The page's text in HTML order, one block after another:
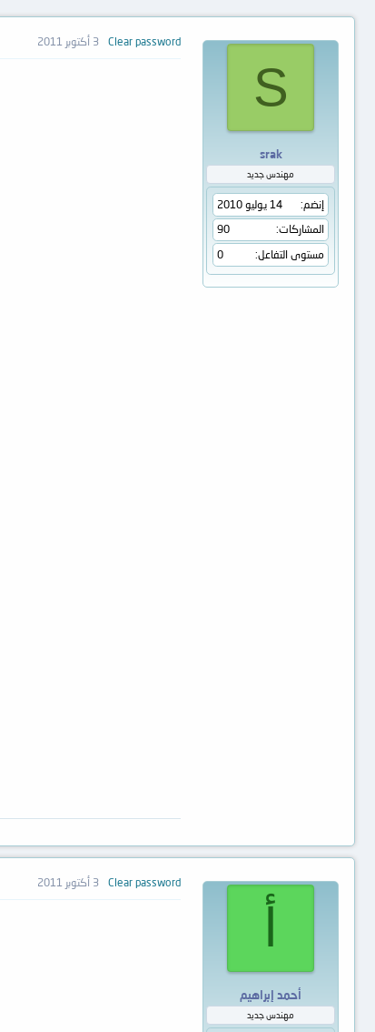
S
srak
مهندس جديد
إنضم
14 يوليو 2010
المشاركات
90
مستوى التفاعل
0
Clear password 3 أكتوبر 2011
أحمد إبراهيم
مهندس جديد
Clear password 3 أكتوبر 2011